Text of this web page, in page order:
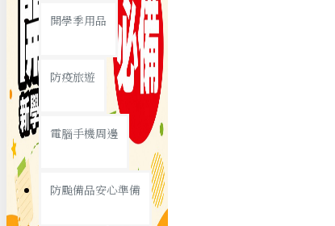
19元專區
39元專區
節慶熱賣
開學季用品
防疫旅遊
電腦手機周邊
防颱備品安心準備